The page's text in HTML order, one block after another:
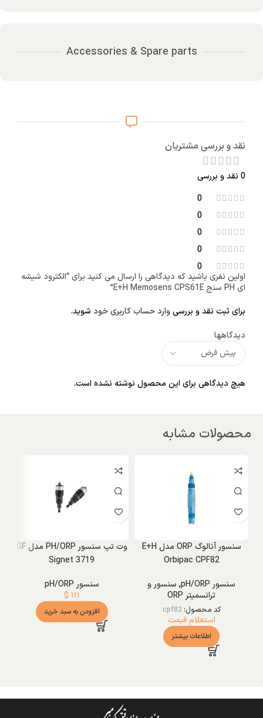
Accessories & Spare parts
نقد و بررسی مشتریان
0 نقد و بررسی
0
0
0
0
0
دیدگاهها
هیچ دیدگاهی برای این محصول نوشته نشده است.
اولین نفری باشید که دیدگاهی را ارسال می کنید برای “الکترود شیشه
ای PH سنج E+H Memosens CPS61E”
برای ثبت نقد و بررسیوارد حساب کاربری خود شوید.
محصولات مشابه
سنسور آنالوگ ORP مدل E+H
Orbipac CPF82
سنسور pH/ORP
, سنسور و
ترانسمیتر ORP
کد محصول:cpf82
استعلام قیمت
اطلاعات بیشتر
وت تپ سنسور PH/ORP مدل GF
Signet 3719
سنسور pH/ORP
$ ۱۱۱
افزودن به سبد خرید